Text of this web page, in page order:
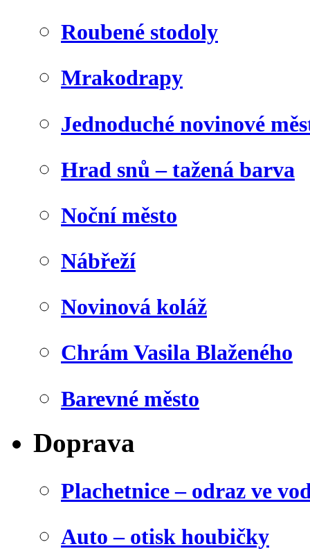
Roubené stodoly
Mrakodrapy
Jednoduché novinové
Hrad snů – tažená barva
Noční město
Nábřeží
Novinová koláž
Chrám Vasila Blaženého
Barevné město
Doprava
Plachetnice – odraz ve
Auto – otisk houbičky